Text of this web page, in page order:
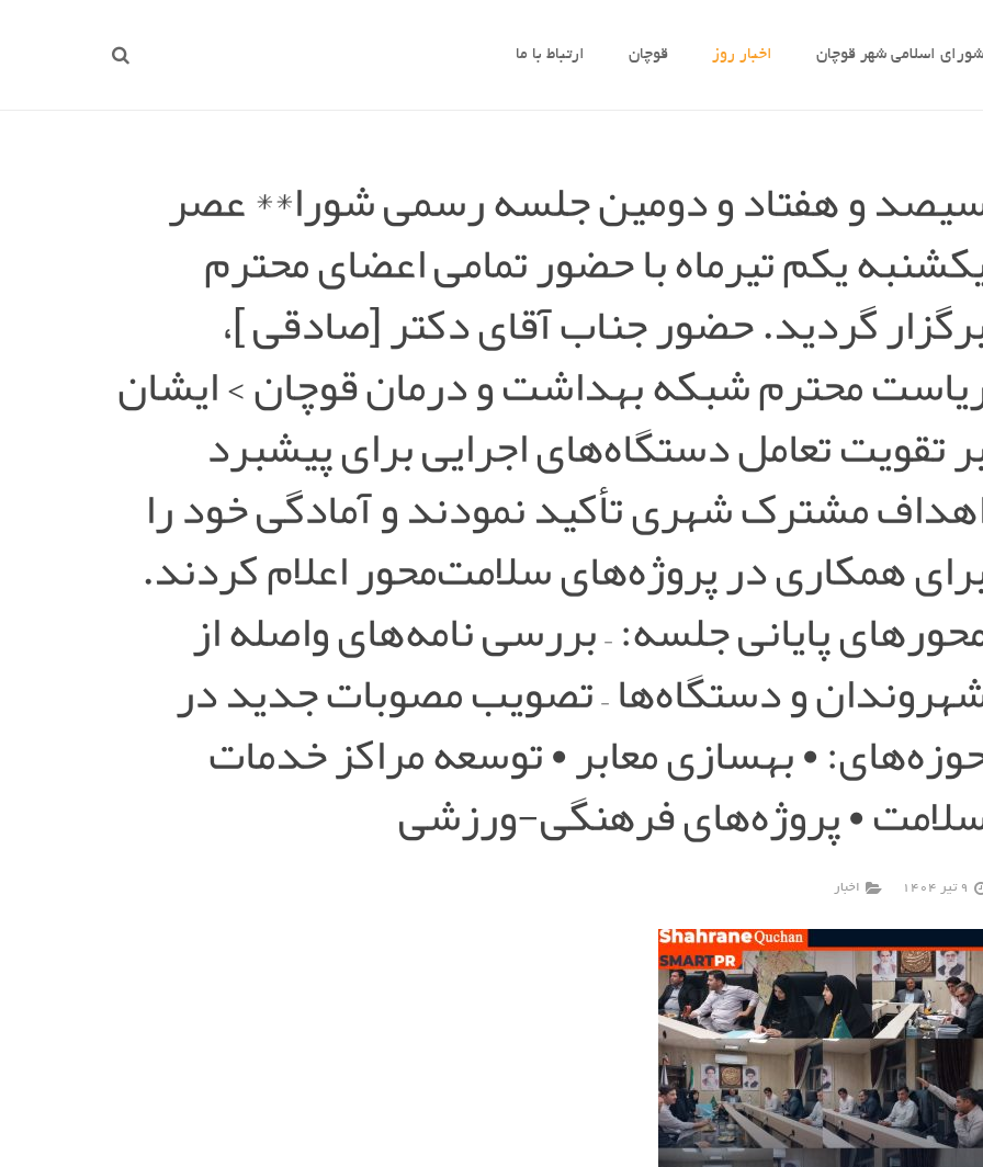
شورای اسلامی شهر قوچان اخبار روز قوچان ارتباط با ما
و هفتاد و دومین جلسه رسمی شورا** عصر
یکم تیرماه با حضور تمامی اعضای محترم
گردید. حضور جناب آقای دکتر [صادقی ]،
محترم شبکه بهداشت و درمان قوچان > ایشان
تقویت تعامل دستگاه‌های اجرایی برای پیشبرد
مشترک شهری تأکید نمودند و آمادگی خود را
همکاری در پروژه‌های سلامت‌محور اعلام کردند.
پایانی جلسه: – بررسی نامه‌های واصله از
و دستگاه‌ها – تصویب مصوبات جدید در
• بهسازی معابر • توسعه مراکز خدمات
• پروژه‌های فرهنگی-ورزشی
9 تیر 1404 اخبار